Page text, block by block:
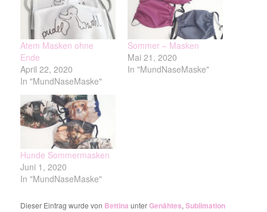
Atem Masken ohne
Ende
April 22, 2020
In "MundNaseMaske"
Sommer – Masken
Mai 21, 2020
In "MundNaseMaske"
Hunde Sommermasken
Juni 1, 2020
In "MundNaseMaske"
Dieser Eintrag wurde von Bettina unterGenähtes,Sublimation